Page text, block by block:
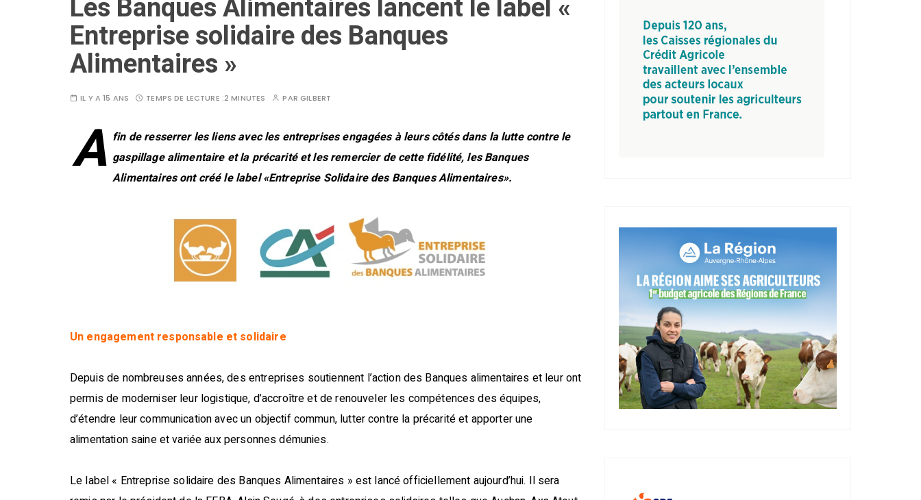
Les Banques Alimentaires lancent le label «
Entreprise solidaire des Banques
Alimentaires »
IL Y A 15 ANS TEMPS DE LECTURE :2 MINUTES PARGILBERT
A fin de resserrer les liens avec les entreprises engagées à leurs côtés dans la lutte contre le
gaspillage alimentaire et la précarité et les remercier de cette fidélité, les Banques
Alimentaires ont créé le label «Entreprise Solidaire des Banques Alimentaires».
Un engagement responsable et solidaire
Depuis de nombreuses années, des entreprises soutiennent l’action des Banques alimentaires et leur ont
permis de moderniser leur logistique, d’accroître et de renouveler les compétences des équipes,
d’étendre leur communication avec un objectif commun, lutter contre la précarité et apporter une
alimentation saine et variée aux personnes démunies.
Le label « Entreprise solidaire des Banques Alimentaires » est lancé officiellement aujourd’hui. Il sera